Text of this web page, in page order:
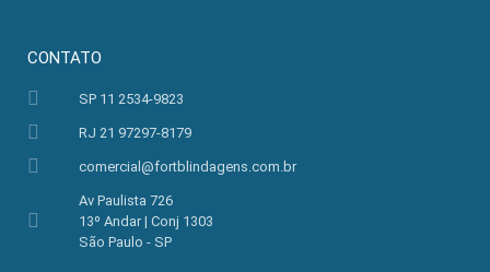
CONTATO
SP 11 2534-9823
RJ 21 97297-8179
comercial@fortblindagens.com.br
Av Paulista 726
13º Andar | Conj 1303
São Paulo - SP